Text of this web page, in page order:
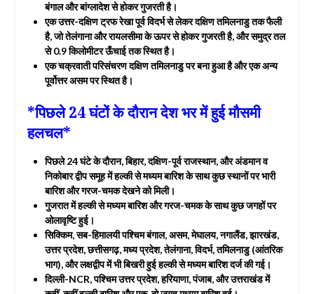
बंगाल और बांग्लादेश से होकर गुजरती है।
एक उत्तर-दक्षिण ट्रफ रेखा पूर्व विदर्भ से लेकर दक्षिण तमिलनाडु तक फैली
है, जो तेलंगाना और रायलसीमा के ऊपर से होकर गुजरती है, और समुद्र तल
से 0.9 किलोमीटर ऊँचाई तक स्थित है।
एक चक्रवाती परिसंचरण दक्षिण तमिलनाडु पर बना हुआ है और एक अन्य
पूर्वोत्तर असम पर स्थित है।
*पिछले 24 घंटों के दौरान देश भर में हुई मौसमी
हलचल*
पिछले 24 घंटे के दौरान, बिहार, दक्षिण-पूर्व राजस्थान, और अंडमान व
निकोबार द्वीप समूह में हल्की से मध्यम बारिश के साथ कुछ स्थानों पर भारी
बारिश और गरज-चमक देखने को मिली।
गुजरात में हल्की से मध्यम बारिश और गरज-चमक के साथ कुछ जगहों पर
ओलावृष्टि हुई।
सिक्किम, सब-हिमालयी पश्चिम बंगाल, असम, मेघालय, नगालैंड, झारखंड,
उत्तर प्रदेश, छत्तीसगढ़, मध्य प्रदेश, तेलंगाना, विदर्भ, तमिलनाडु (आंतरिक
भाग), और लक्षद्वीप में भी बिखरी हुई हल्की से मध्यम बारिश दर्ज की गई।
दिल्ली-NCR, पश्चिम उत्तर प्रदेश, हरियाणा, पंजाब, और उत्तराखंड में